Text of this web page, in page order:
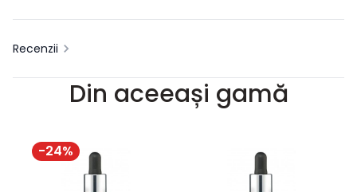
Recenzii
Din aceeași gamă
-24%